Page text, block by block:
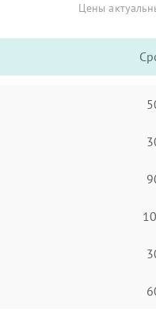
Цены